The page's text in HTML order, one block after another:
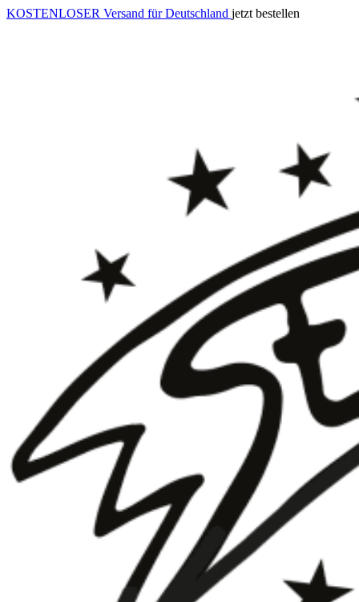
KOSTENLOSER Versand für Deutschland jetzt bestellen